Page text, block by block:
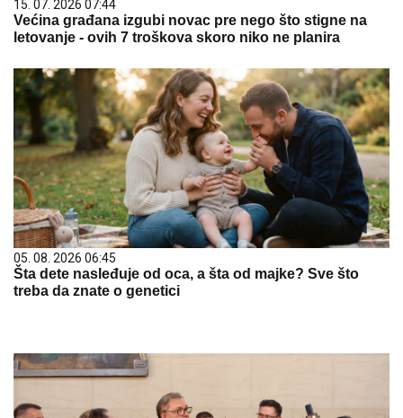
15. 07. 2026 07:44
Većina građana izgubi novac pre nego što stigne na
letovanje - ovih 7 troškova skoro niko ne planira
05. 08. 2026 06:45
Šta dete nasleđuje od oca, a šta od majke? Sve što
treba da znate o genetici